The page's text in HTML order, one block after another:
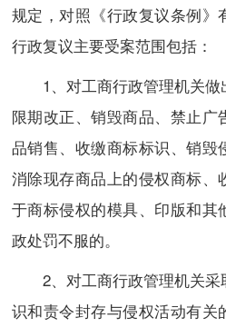
规定，对照《行政复议条例》
行政复议主要受案范围包括：
1、对工商行政管理机关做
限期改正、销毁商品、禁止广
品销售、收缴商标标识、销毁
消除现存商品上的侵权商标、
于商标侵权的模具、印版和其
政处罚不服的。
2、对工商行政管理机关采
识和责令封存与侵权活动有关